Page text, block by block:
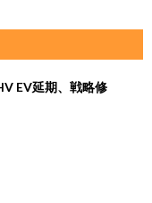
EV延期、戦略修